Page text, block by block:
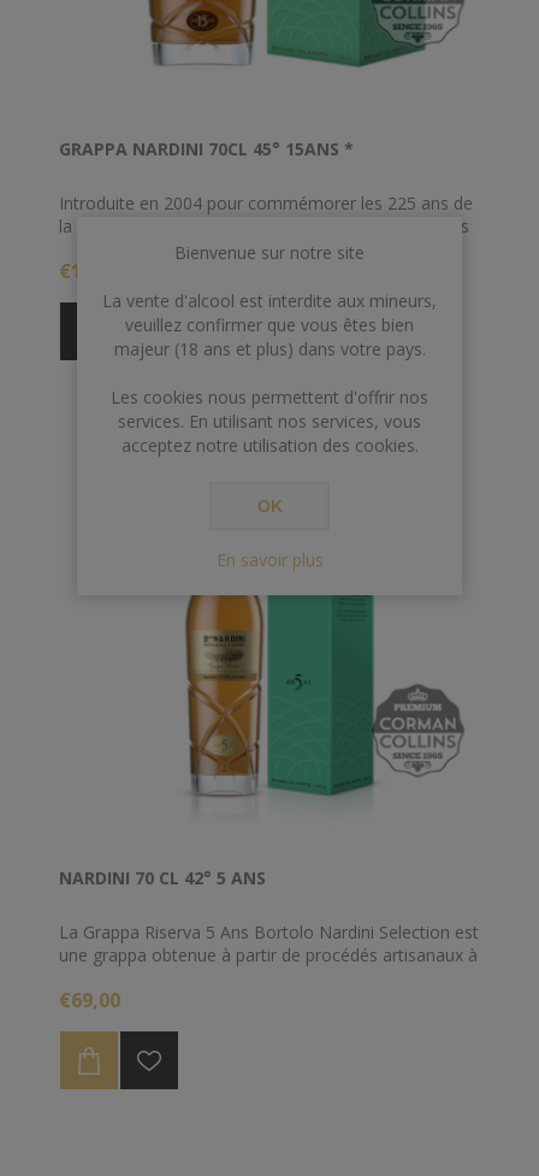
GRAPPA NARDINI 70CL 45° 15ANS *
Introduite en 2004 pour commémorer les 225 ans de
la distillerie, cette grappa vieillie 15 ans dans des fûts
de chêne slovène peu poreux est la première
nouveauté dans la gamme Nardini depuis les années
€109,00
NARDINI 70 CL 42° 5 ANS
La Grappa Riserva 5 Ans Bortolo Nardini Selection est
une grappa obtenue à partir de procédés artisanaux à
moins 5 ans en fûts de chêne slavon.
€69,00
Bienvenue sur notre site
La vente d'alcool est interdite aux mineurs,
veuillez confirmer que vous êtes bien
majeur (18 ans et plus) dans votre pays.
Les cookies nous permettent d'offrir nos
services. En utilisant nos services, vous
acceptez notre utilisation des cookies.
OK
En savoir plus